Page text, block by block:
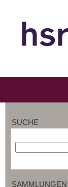
SUCHE
SAMMLUNGEN